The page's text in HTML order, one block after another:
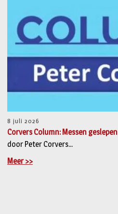
8 juli 2026
Corvers Column: Messen geslepen
door Peter Corvers...
Meer >>